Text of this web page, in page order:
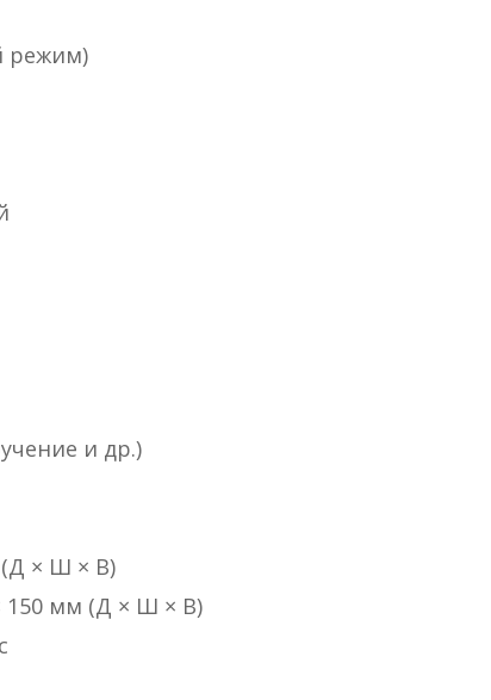
режим)
и др.)
(Д × Ш × В)
150 мм (Д × Ш × В)